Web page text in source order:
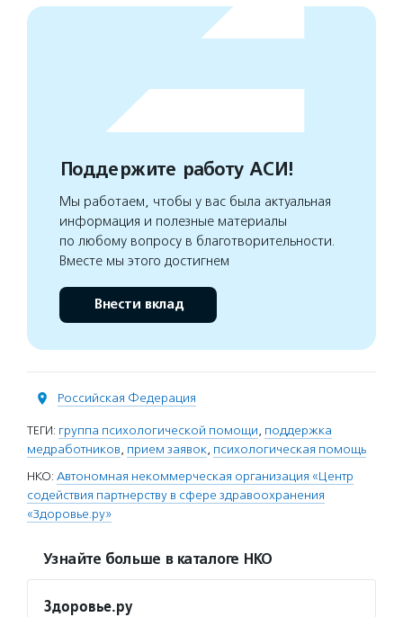
Поддержите работу АСИ!
Мы работаем, чтобы у вас была актуальная
информация и полезные материалы
по любому вопросу в благотворительности.
Вместе мы этого достигнем
Внести вклад
Российская Федерация
ТЕГИ: группа психологической помощи, поддержка
медработников, прием заявок, психологическая помощь
НКО: Автономная некоммерческая организация «Центр
содействия партнерству в сфере здравоохранения
«Здоровье.ру»
Узнайте больше в каталоге НКО
Здоровье.ру